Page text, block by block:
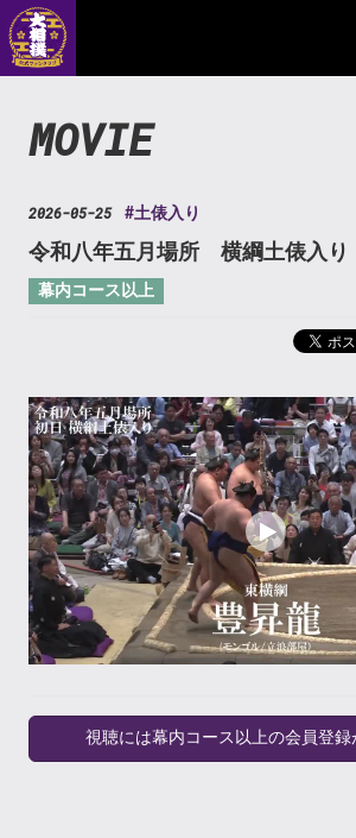
MOVIE
2026-05-25 #土俵入り
令和八年五月場所 横綱土俵入り
幕内コース以上
視聴には幕内コース以上の会員登録